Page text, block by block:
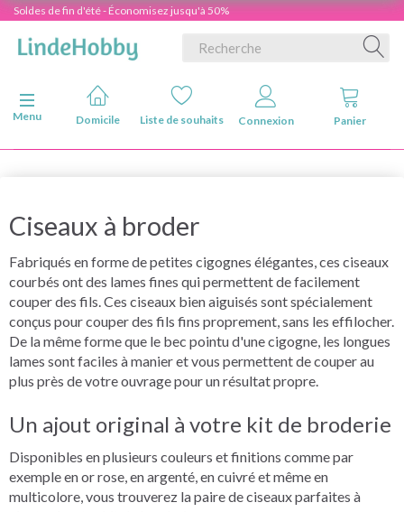
Soldes de fin d'été - Économisez jusqu'à 50%
Basculer la navigation
Menu
Domicile Liste de souhaits Connexion Panier
Ciseaux à broder
Fabriqués en forme de petites cigognes élégantes, ces ciseaux
courbés ont des lames fines qui permettent de facilement
couper des fils. Ces ciseaux bien aiguisés sont spécialement
conçus pour couper des fils fins proprement, sans les effilocher.
De la même forme que le bec pointu d'une cigogne, les longues
lames sont faciles à manier et vous permettent de couper au
plus près de votre ouvrage pour un résultat propre.
Un ajout original à votre kit de broderie
Disponibles en plusieurs couleurs et finitions comme par
exemple en or rose, en argenté, en cuivré et même en
multicolore, vous trouverez la paire de ciseaux parfaites à